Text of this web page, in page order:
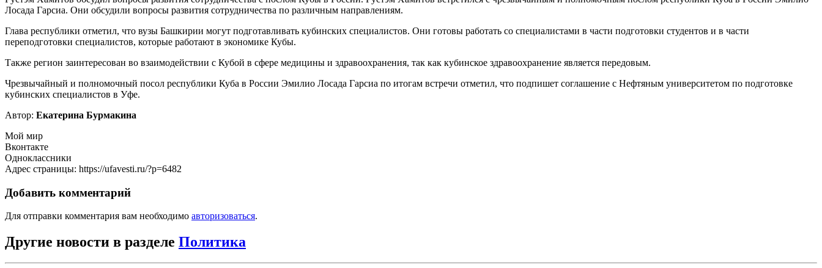
Лосада Гарсиа. Они обсудили вопросы развития сотрудничества по различным направлениям.
Глава республики отметил, что вузы Башкирии могут подготавливать кубинских специалистов. Они готовы работать со специалистами в части подготовки студентов и в части
переподготовки специалистов, которые работают в экономике Кубы.
Также регион заинтересован во взаимодействии с Кубой в сфере медицины и здравоохранения, так как кубинское здравоохранение является передовым.
Чрезвычайный и полномочный посол республики Куба в России Эмилио Лосада Гарсиа по итогам встречи отметил, что подпишет соглашение с Нефтяным университетом по подготовке
кубинских специалистов в Уфе.
Автор: Екатерина Бурмакина
Мой мир
Вконтакте
Одноклассники
Адрес страницы: https://ufavesti.ru/?p=6482
Добавить комментарий
Для отправки комментария вам необходимо авторизоваться.
Другие новости в разделе Политика